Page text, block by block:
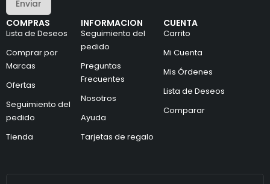
COMPRAS
Lista de Deseos
Comprar por
Marcas
Ofertas
Seguimiento del
pedido
Tienda
INFORMACION
Seguimiento del
pedido
Preguntas
Frecuentes
Nosotros
Ayuda
Tarjetas de regalo
CUENTA
Carrito
Mi Cuenta
Mis Órdenes
Lista de Deseos
Comparar
n
i
c
o
e
l
c
t
r
ó
i
e
l
e
t
r
n
c
o
Enviar